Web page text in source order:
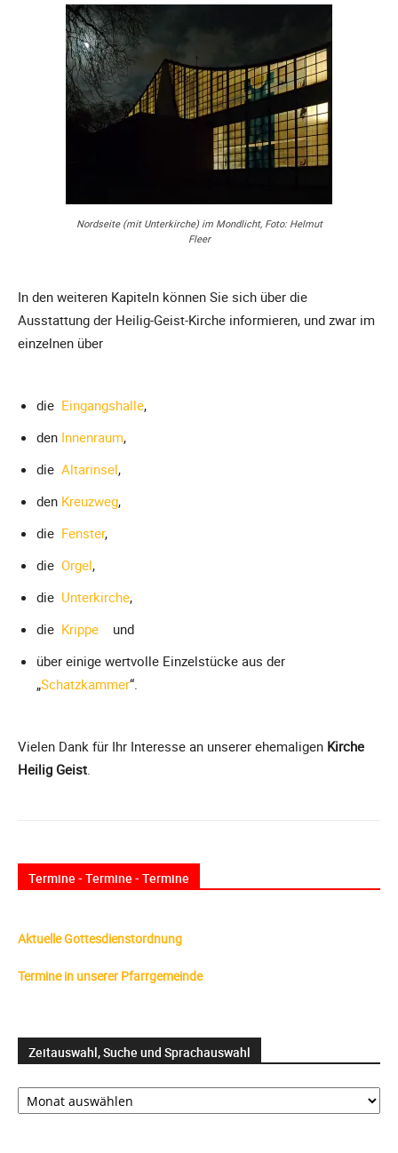
Nordseite (mit Unterkirche) im Mondlicht, Foto: Helmut
Fleer
In den weiteren Kapiteln können Sie sich über die
Ausstattung der Heilig-Geist-Kirche informieren, und zwar im
einzelnen über
die Eingangshalle,
den Innenraum,
die Altarinsel,
den Kreuzweg,
die Fenster,
die Orgel,
die Unterkirche,
die Krippe und
über einige wertvolle Einzelstücke aus der
„Schatzkammer“.
Vielen Dank für Ihr Interesse an unserer ehemaligen Kirche
Heilig Geist.
Termine - Termine - Termine
Aktuelle Gottesdienstordnung
Termine in unserer Pfarrgemeinde
Zeitauswahl, Suche und Sprachauswahl
Zeitauswahl,
Suche